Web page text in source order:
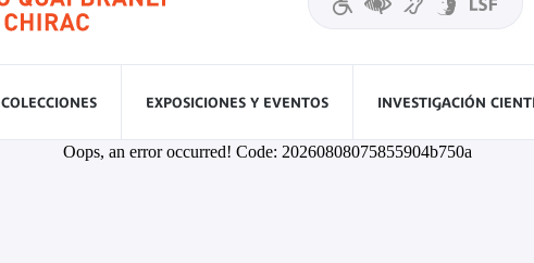
COLECCIONES EXPOSICIONES Y EVENTOS INVESTIGACIÓN
Oops, an error occurred! Code: 20260808075855904b750a